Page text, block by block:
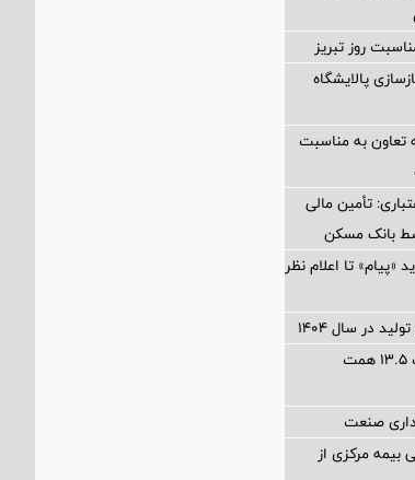
روز تبریز
پالایشگاه
تعاون به مناسبت
تأمین مالی
تا اعلام نظر
از بازیافت تا نوآوری؛ روایت ۱۳.۵ همت
صنعت
بیمه مرکزی از